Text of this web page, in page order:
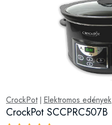
CrockPot| Elektromos edények
CrockPot SCCPRC507B